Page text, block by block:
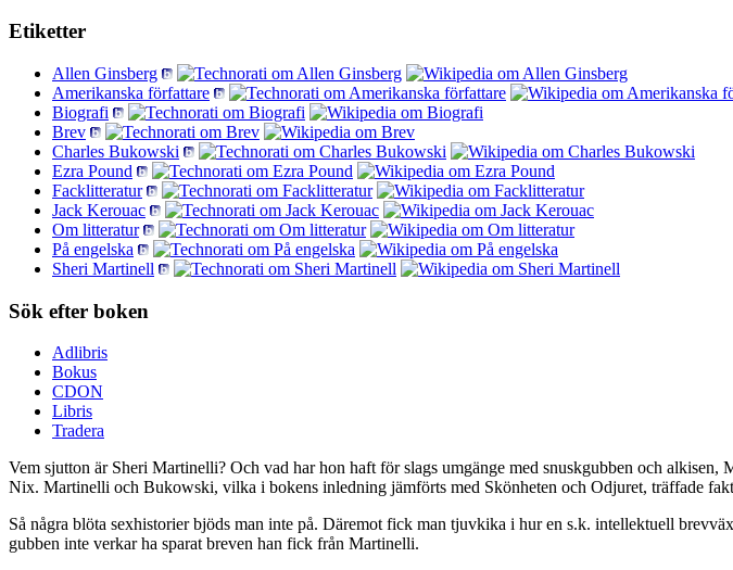
Etiketter
Allen Ginsberg
Amerikanska författare
Biografi
Brev
Charles Bukowski
Ezra Pound
Facklitteratur
Jack Kerouac
Om litteratur
På engelska
Sheri Martinell
Sök efter boken
Adlibris
Bokus
CDON
Libris
Tradera
Vem sjutton är Sheri Martinelli? Och vad har hon haft för slags umgänge med snuskgubben och alkisen,
Nix. Martinelli och Bukowski, vilka i bokens inledning jämförts med Skönheten och Odjuret, träffade
Så några blöta sexhistorier bjöds man inte på. Däremot fick man tjuvkika i hur en s.k. intellektuell
gubben inte verkar ha sparat breven han fick från Martinelli.